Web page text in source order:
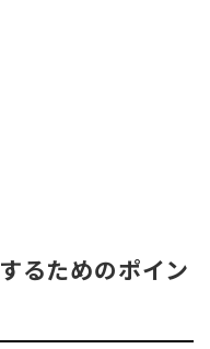
るためのポイン